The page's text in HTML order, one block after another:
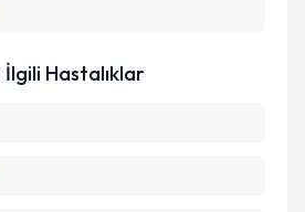
İlgili Hastalıklar